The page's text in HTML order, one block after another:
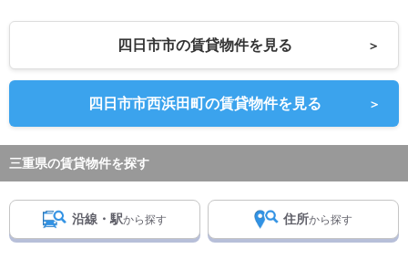
四日市市の賃貸物件を見る ＞
四日市市西浜田町の賃貸物件を見る ＞
三重県の賃貸物件を探す
沿線・駅から探す 住所から探す